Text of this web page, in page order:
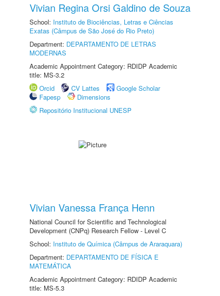
Vivian Regina Orsi Galdino de Souza
School: Instituto de Biociências, Letras e Ciências
Exatas (Câmpus de São José do Rio Preto)
Department: DEPARTAMENTO DE LETRAS
MODERNAS
Academic Appointment Category: RDIDP Academic
title: MS-3.2
Orcid
CV Lattes
Google Scholar
Fapesp
Dimensions
Repositório Institucional UNESP
Vivian Vanessa França Henn
National Council for Scientific and Technological
Development (CNPq) Research Fellow - Level C
School: Instituto de Química (Câmpus de Araraquara)
Department: DEPARTAMENTO DE FÍSICA E
MATEMÁTICA
Academic Appointment Category: RDIDP Academic
title: MS-5.3